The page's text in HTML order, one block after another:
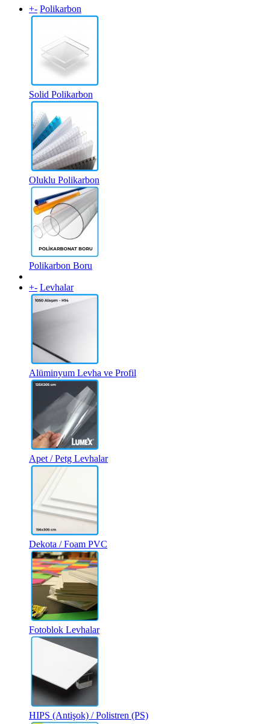
+- Polikarbon
Solid Polikarbon
Oluklu Polikarbon
Polikarbon Boru
+- Levhalar
Alüminyum Levha ve Profil
Apet / Petg Levhalar
Dekota / Foam PVC
Fotoblok Levhalar
HIPS (Antişok) / Polistren (PS)